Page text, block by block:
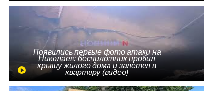
Появились первые фото атаки на
Николаев: беспилотник пробил
крышу жилого дома и залетел в
квартиру (видео)